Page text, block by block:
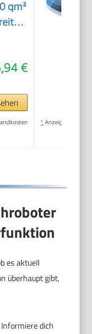
qm²
|
&
|
€
* Anzeige
es aktuell
überhaupt gibt,
Informiere dich